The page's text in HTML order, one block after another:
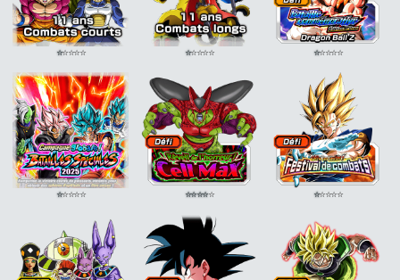
⭐⭐⭐⭐⭐ ⭐⭐⭐⭐⭐ ⭐⭐⭐⭐⭐
⭐⭐⭐⭐⭐ ⭐⭐⭐⭐⭐ ⭐⭐⭐⭐⭐